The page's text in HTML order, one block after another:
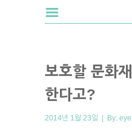
보호할 문화
한다고?
2014년 1월 23일 | By: